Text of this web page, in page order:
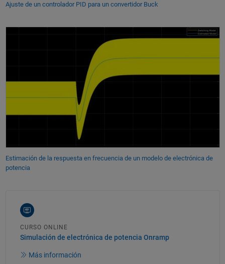
Ajuste de un controlador PID para un convertidor Buck
Estimación de la respuesta en frecuencia de un modelo de electrónica de
potencia
CURSO ONLINE
Simulación de electrónica de potencia Onramp
Más información